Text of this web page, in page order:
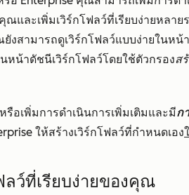
และเพิ่มเวิร์กโฟลว์ที่เรียบง่ายหลาย
งสามารถดูเวิร์กโฟลว์แบบง่ายในห
หน้าดัชนีเวิร์กโฟลว์โดยใช้ตัวกรองส
อเพิ่มการดำเนินการเพิ่มเติมและมีก
ให้สร้างเวิร์กโฟลว์ที่กำหนดเอง
ลว์ที่เรียบง่ายของคุณ